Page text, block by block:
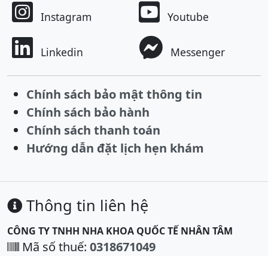
Instagram Youtube
Linkedin Messenger
Chính sách bảo mật thông tin
Chính sách bảo hành
Chính sách thanh toán
Hướng dẫn đặt lịch hẹn khám
Thông tin liên hệ
CÔNG TY TNHH NHA KHOA QUỐC TẾ NHÂN TÂM
Mã số thuế: 0318671049